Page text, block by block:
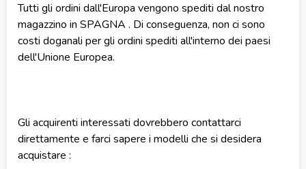
Tutti gli ordini dall'Europa vengono spediti dal nostro
magazzino in SPAGNA . Di conseguenza, non ci sono
costi doganali per gli ordini spediti all'interno dei paesi
dell'Unione Europea.
Gli acquirenti interessati dovrebbero contattarci
direttamente e farci sapere i modelli che si desidera
acquistare :